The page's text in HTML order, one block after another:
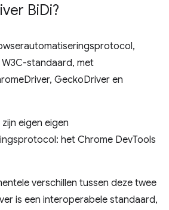
BiDi?
standaard, met
GeckoDriver en
eigen eigen
het Chrome DevTools
verschillen tussen deze twee
is een interoperabele standaard,